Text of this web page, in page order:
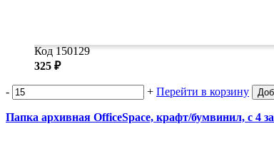
Код 150129
325 ₽
- + Перейти в корзину
Папка архивная OfficeSpace, крафт/бумвинил, с 4